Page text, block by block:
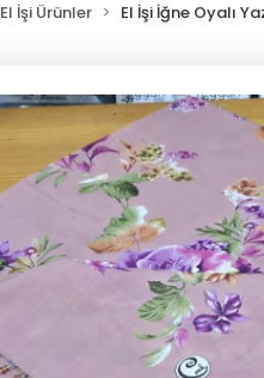
El İşi Ürünler El İşi İğne Oyalı